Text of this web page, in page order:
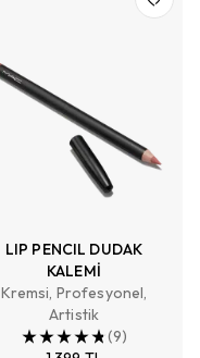
LIP PENCIL DUDAK
KALEMİ
Kremsi, Profesyonel,
Artistik
(9)